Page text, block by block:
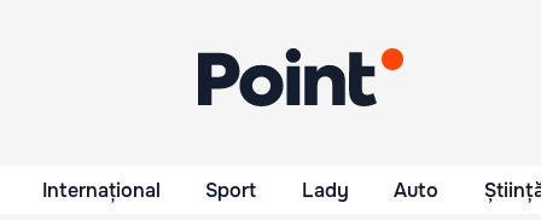
Internațional Sport Lady Auto